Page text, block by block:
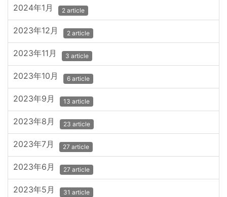
2024年1月 2 article
2023年12月 2 article
2023年11月 3 article
2023年10月 6 article
2023年9月 13 article
2023年8月 23 article
2023年7月 27 article
2023年6月 27 article
2023年5月 31 article